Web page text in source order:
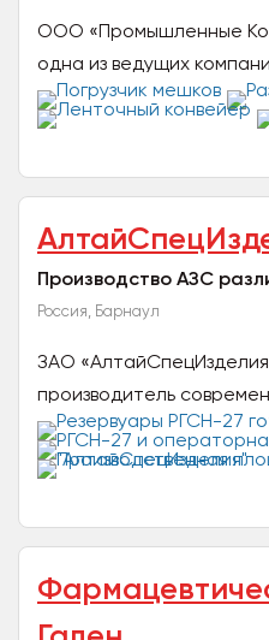
ООО «Промышленные
одна из ведущих
проектированием и
конвейерных линий....
Производство АЗС
Россия, Барнаул
ЗАО
производитель
оборудования высокой
готовности для